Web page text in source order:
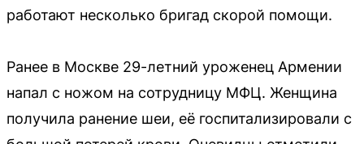
работают несколько бригад скорой помощи.
Ранее в Москве 29-летний уроженец Армении
напал с ножом на сотрудницу МФЦ. Женщина
получила ранение шеи, её госпитализировали с